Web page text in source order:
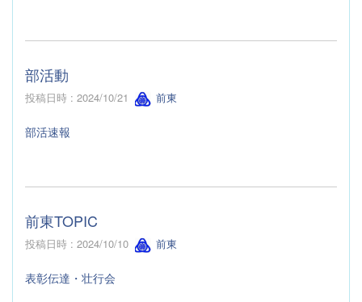
部活動
投稿日時 : 2024/10/21 前東
部活速報
前東TOPIC
投稿日時 : 2024/10/10 前東
表彰伝達・壮行会